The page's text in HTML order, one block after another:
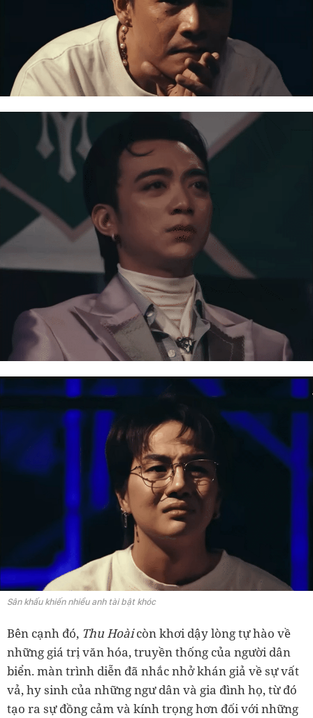
Sân khấu khiến nhiều anh tài bật khóc
Bên cạnh đó, Thu Hoàicòn khơi dậy lòng tự hào về
những giá trị văn hóa, truyền thống của người dân
biển. màn trình diễn đã nhắc nhở khán giả về sự vất
vả, hy sinh của những ngư dân và gia đình họ, từ đó
tạo ra sự đồng cảm và kính trọng hơn đối với những